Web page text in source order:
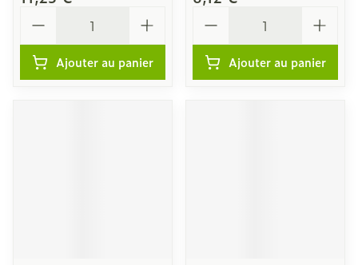
Ajouter au panier Ajouter au panier